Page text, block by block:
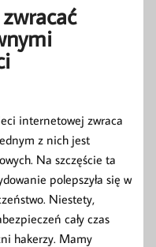
internetowej zwraca
z nich jest
Na szczęście ta
polepszyła się w
Niestety,
cały czas
hakerzy. Mamy